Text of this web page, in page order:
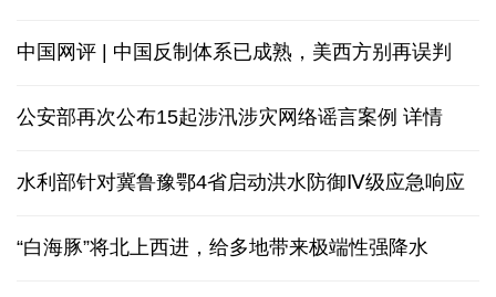
中国网评 | 中国反制体系已成熟，美西方别再误判
公安部再次公布15起涉汛涉灾网络谣言案例 详情
水利部针对冀鲁豫鄂4省启动洪水防御Ⅳ级应急响应
“白海豚”将北上西进，给多地带来极端性强降水